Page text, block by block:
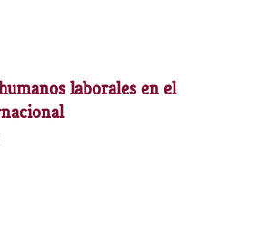
laborales en el